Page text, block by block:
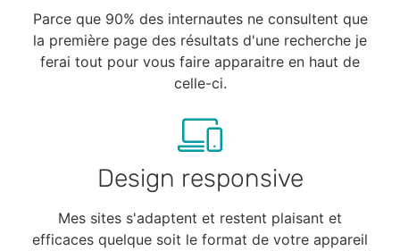
Parce que 90% des internautes ne consultent que
la première page des résultats d'une recherche je
ferai tout pour vous faire apparaitre en haut de
celle-ci.
Design responsive
Mes sites s'adaptent et restent plaisant et
efficaces quelque soit le format de votre appareil